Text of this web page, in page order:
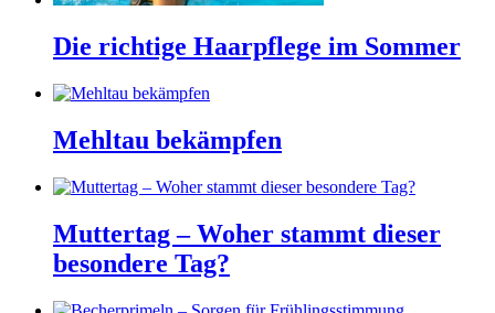
Die richtige Haarpflege im Sommer
Mehltau bekämpfen
Muttertag – Woher stammt dieser
besondere Tag?